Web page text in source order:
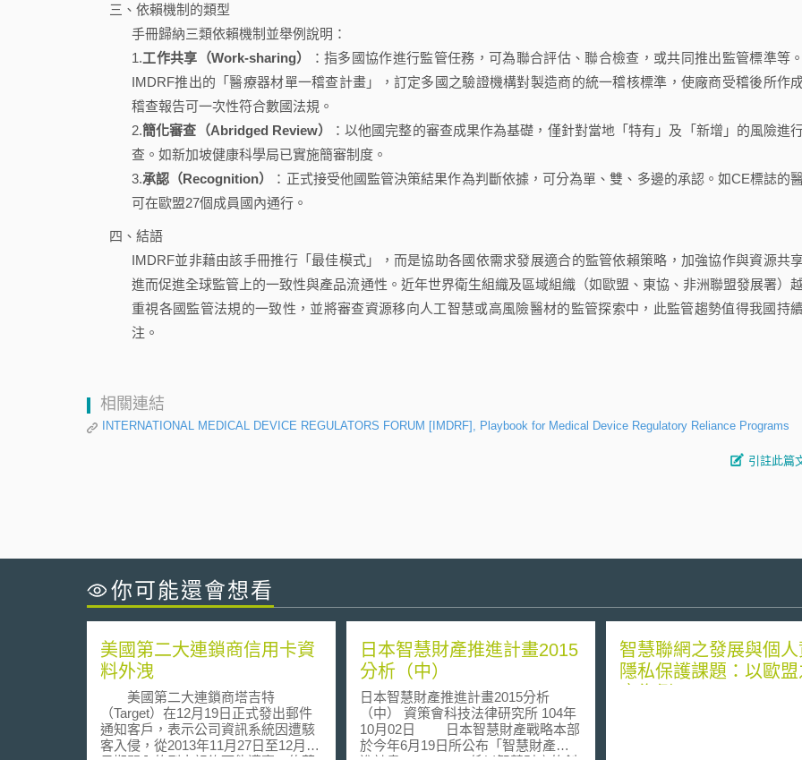
三、依賴機制的類型
手冊歸納三類依賴機制並舉例說明：
1.工作共享（Work-sharing）
：指多國協作進行監管任務，可為聯合評估、聯合檢查，或共同推出監管標準等
IMDRF推出的「醫療器材單一稽查計畫」，訂定多國之驗證機構對製造商的統一稽核標準，使廠商受稽後所作
稽查報告可一次性符合數國法規。
2.簡化審查（Abridged Review）
：以他國完整的審查成果作為基礎，僅針對當地「特有」及「新增」的風險進
查。如新加坡健康科學局已實施簡審制度。
3.承認（Recognition）
：正式接受他國監管決策結果作為判斷依據，可分為單、雙、多邊的承認。如CE標誌的
可在歐盟27個成員國內通行。
四、結語
IMDRF並非藉由該手冊推行「最佳模式」，而是協助各國依需求發展適合的監管依賴策略，加強協作與資源共享
進而促進全球監管上的一致性與產品流通性。近年世界衛生組織及區域組織（如歐盟、東協、非洲聯盟發展署）
重視各國監管法規的一致性，並將審查資源移向人工智慧或高風險醫材的監管探索中，此監管趨勢值得我國持
注。
相關連結
INTERNATIONAL MEDICAL DEVICE REGULATORS FORUM [IMDRF], Playbook for Medical Device Regulatory Reliance Programs
引註此篇
你可能還會想看
美國第二大連鎖商信用卡資
料外洩
美國第二大連鎖商塔吉特
（Target）在12月19日正式發出郵件
通知客戶，表示公司資訊系統因遭駭
客入侵，從2013年11月27日至12月15
日本智慧財產推進計畫2015
分析（中）
日本智慧財產推進計畫2015分析
（中） 資策會科技法律研究所 104年
10月02日 日本智慧財產戰略本部
於今年6月19日所公布「智慧財產推
智慧聯網之發展與個
隱私保護課題：以歐盟